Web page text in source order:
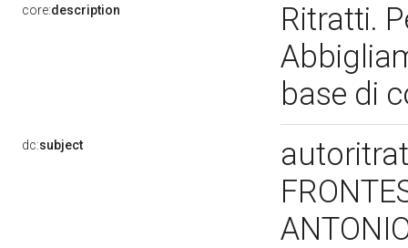
core:description
Ritratti.
base di
dc:subject